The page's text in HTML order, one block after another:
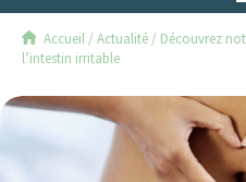
Accueil / Actualité / Découvrez
l’intestin irritable